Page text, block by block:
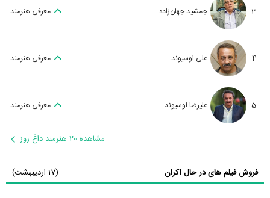
3 جمشید جهان‌زاده معرفی هنرمند
4 علی اوسیوند معرفی هنرمند
5 علیرضا اوسیوند معرفی هنرمند
مشاهده 20 هنرمند داغ روز
فروش فیلم های در حال اکران (17 اردیبهشت)